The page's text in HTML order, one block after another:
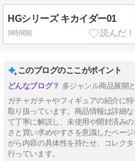
HGシリーズ キカイダー01
9時間前
このブログのここがポイント
多ジャンル商品展開
ガチャガチャやフィギュアの紹介に
取り扱っています。商品情報は詳細
て丁寧に解説し、未使用や開封済み
さと買い求めやすさを意識したペー
がら内容の具体性を持たせ、コレク
行っています。